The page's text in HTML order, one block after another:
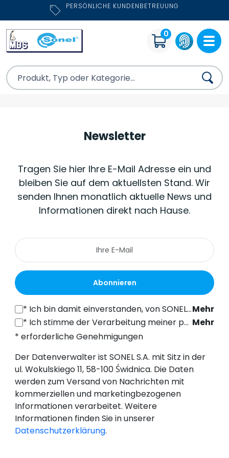
PERSÖNLICHE KUNDENBETREUUNG
0
Newsletter
Tragen Sie hier Ihre E-Mail Adresse ein und
bleiben Sie auf dem aktuellsten Stand. Wir
senden Ihnen monatlich aktuelle News und
Informationen direkt nach Hause.
Abonnieren
* Ich bin damit einverstanden, von SONEL S.A. mit Sitz in der ul. Wokulskiego 11, 58-100 Świdnica, kommerzielle Informationen auf elektronischem Wege (an die angegebene E-Mail-Adresse) zu Marketingzwecken gemäß Art. 398 des Gesetzes vom 12. Juli 2024 über das Recht der elektronischen Kommunikation zu erhalten. Mehr
* Ich stimme der Verarbeitung meiner personenbezogenen Daten (E-Mail-Adresse) durch SONEL S.A. mit Sitz in ul. Wokulskiego 11, 58-100 Świdnica, zum Zwecke des Versands eines Newsletters mit kommerziellen und marketingbezogenen Informationen gemäß Art. 6 Abs. 1 Buchstabe a) der Datenschutz-Grundverordnung (DSGVO).
Mehr
* erforderliche Genehmigungen
Der Datenverwalter ist SONEL S.A. mit Sitz in der
ul. Wokulskiego 11, 58-100 Świdnica. Die Daten
werden zum Versand von Nachrichten mit
kommerziellen und marketingbezogenen
Informationen verarbeitet. Weitere
Informationen finden Sie in unserer
Datenschutzerklärung.